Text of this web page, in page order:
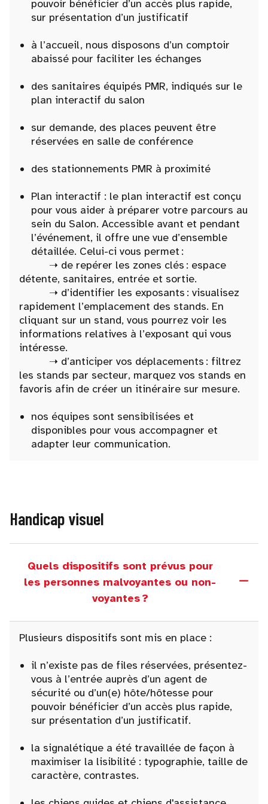
pouvoir bénéficier d’un accès plus rapide,
sur présentation d’un justificatif
à l’accueil, nous disposons d’un comptoir
abaissé pour faciliter les échanges
des sanitaires équipés PMR, indiqués sur le
plan interactif du salon
sur demande, des places peuvent être
réservées en salle de conférence
des stationnements PMR à proximité
Plan interactif : le plan interactif est conçu
pour vous aider à préparer votre parcours au
sein du Salon. Accessible avant et pendant
l’événement, il offre une vue d’ensemble
détaillée. Celui-ci vous permet :
➝ de repérer les zones clés : espace
détente, sanitaires, entrée et sortie.
➝ d’identifier les exposants : visualisez
rapidement l’emplacement des stands. En
cliquant sur un stand, vous pourrez voir les
informations relatives à l’exposant qui vous
intéresse.
➝ d’anticiper vos déplacements : filtrez
les stands par secteur, marquez vos stands en
favoris afin de créer un itinéraire sur mesure.
nos équipes sont sensibilisées et
disponibles pour vous accompagner et
adapter leur communication.
Handicap visuel
Quels dispositifs sont prévus pour
les personnes malvoyantes ou non-
voyantes ?
Plusieurs dispositifs sont mis en place :
il n’existe pas de files réservées, présentez-
vous à l’entrée auprès d’un agent de
sécurité ou d’un(e) hôte/hôtesse pour
pouvoir bénéficier d’un accès plus rapide,
sur présentation d’un justificatif.
la signalétique a été travaillée de façon à
maximiser la lisibilité : typographie, taille de
caractère, contrastes.